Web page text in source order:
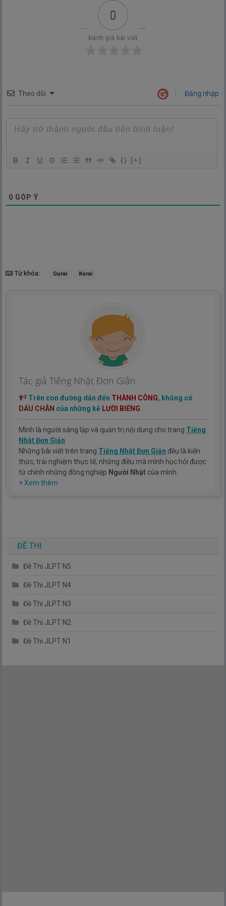
0
Đánh giá bài viết
Theo dõi Đăng nhập
{} [+]
0 GÓP Ý
Từ khóa: Gurai Kurai
Tác giả Tiếng Nhật Đơn Giản
Trên con đường dẫn đến THÀNH CÔNG, không có
DẤU CHÂN của những kẻ LƯỜI BIẾNG
Mình là người sáng lập và quản trị nội dung cho trang Tiếng
Nhật Đơn Giản
Những bài viết trên trang Tiếng Nhật Đơn Giản đều là kiến
thức, trải nghiệm thực tế, những điều mà mình học hỏi được
từ chính những đồng nghiệp Người Nhật của mình.
Hy vọng rằng kinh nghiệm mà mình có được sẽ giúp các bạn
+ Xem thêm
ĐỀ THI
Đề Thi JLPT N5
Đề Thi JLPT N4
Đề Thi JLPT N3
Đề Thi JLPT N2
Đề Thi JLPT N1